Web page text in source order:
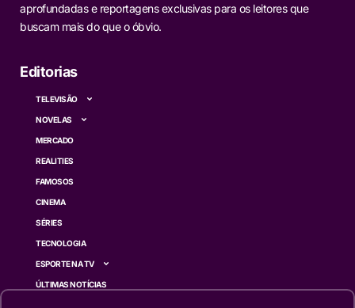
aprofundadas e reportagens exclusivas para os leitores que
buscam mais do que o óbvio.
Editorias
TELEVISÃO
NOVELAS
MERCADO
REALITIES
FAMOSOS
CINEMA
SÉRIES
TECNOLOGIA
ESPORTE NA TV
ÚLTIMAS NOTÍCIAS